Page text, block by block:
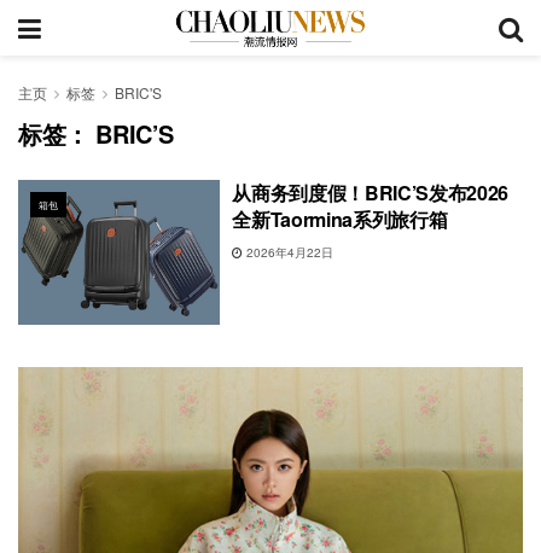
主页 标签 BRIC'S
标签： BRIC’S
箱包
从商务到度假！BRIC’S发布2026
全新Taormina系列旅行箱
2026年4月22日